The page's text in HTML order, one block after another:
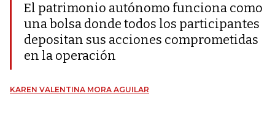
El patrimonio autónomo funciona como
una bolsa donde todos los participantes
depositan sus acciones comprometidas
en la operación
KAREN VALENTINA MORA AGUILAR